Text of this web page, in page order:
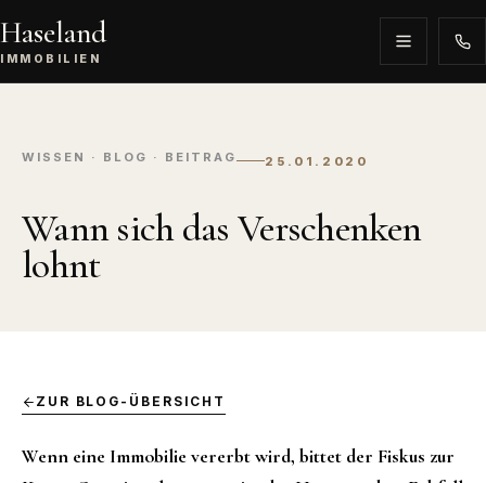
Haseland
IMMOBILIEN
WISSEN · BLOG · BEITRAG 25.01.2020
Wann sich das Verschenken
lohnt
ZUR BLOG-ÜBERSICHT
Wenn eine Immobilie vererbt wird, bittet der Fiskus zur